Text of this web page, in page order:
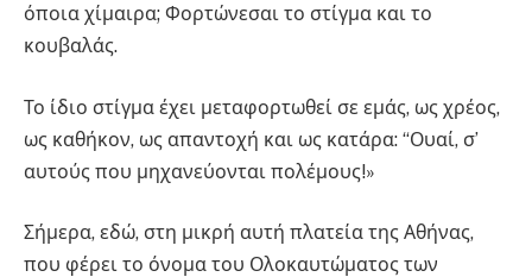
όποια χίμαιρα; Φορτώνεσαι το στίγμα και το
κουβαλάς.
Το ίδιο στίγμα έχει μεταφορτωθεί σε εμάς, ως χρέος,
ως καθήκον, ως απαντοχή και ως κατάρα: “Ουαί, σ’
αυτούς που μηχανεύονται πολέμους!»
Σήμερα, εδώ, στη μικρή αυτή πλατεία της Αθήνας,
που φέρει το όνομα του Ολοκαυτώματος των